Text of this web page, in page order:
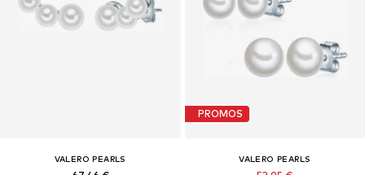
VALERO PEARLS
PROMOS
VALERO PEARLS